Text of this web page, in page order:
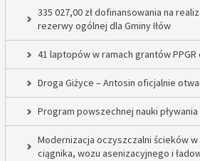
335 027,00 zł dofinansowania na
rezerwy ogólnej dla Gminy Iłów
41 laptopów w ramach grantów PPGR
Droga Giżyce – Antosin oficjalnie
Program powszechnej nauki pływania
Modernizacja oczyszczalni ścieków w
ciągnika, wozu asenizacyjnego i